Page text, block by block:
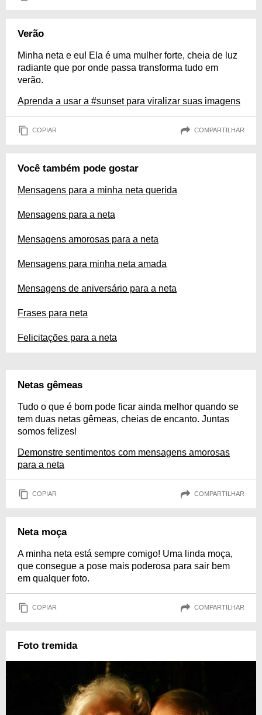
Verão
Minha neta e eu! Ela é uma mulher forte, cheia de luz
radiante que por onde passa transforma tudo em
verão.
Aprenda a usar a #sunset para viralizar suas imagens
COPIAR COMPARTILHAR
Você também pode gostar
Mensagens para a minha neta querida
Mensagens para a neta
Mensagens amorosas para a neta
Mensagens para minha neta amada
Mensagens de aniversário para a neta
Frases para neta
Felicitações para a neta
Netas gêmeas
Tudo o que é bom pode ficar ainda melhor quando se
tem duas netas gêmeas, cheias de encanto. Juntas
somos felizes!
Demonstre sentimentos com mensagens amorosas
para a neta
COPIAR COMPARTILHAR
Neta moça
A minha neta está sempre comigo! Uma linda moça,
que consegue a pose mais poderosa para sair bem
em qualquer foto.
COPIAR COMPARTILHAR
Foto tremida